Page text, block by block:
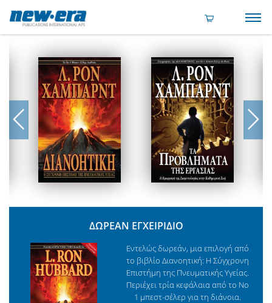
ΔΩΡΕΑΝ ΕΓΧΕΙΡΙΔΙΟ
Εντελώς δωρεάν, μια επιλογή από
το βιβλίο Διανοητική: Η Σύγχρονη
Επιστήμη της Πνευματικής Υγείας.
Περιέχει τρία κεφάλαια από το Νο
1 μπεστ-σέλερ για τη διάνοια.